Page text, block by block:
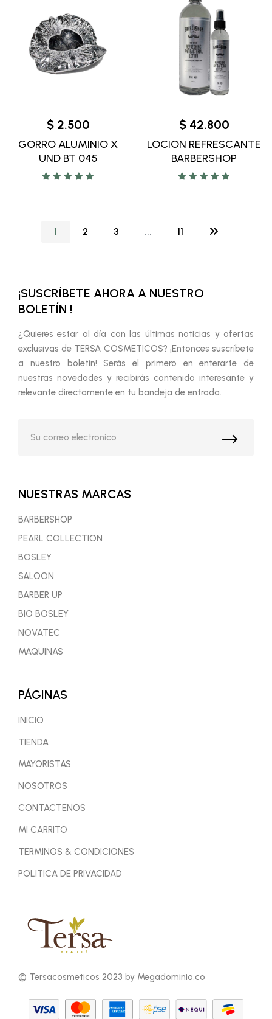
$ 2.500
GORRO ALUMINIO X
UND BT 045
$ 42.800
LOCION REFRESCANTE
BARBERSHOP
1 2 3 ... 11
¡SUSCRÍBETE AHORA A NUESTRO
BOLETÍN !
¿Quieres estar al día con las últimas noticias y ofertas
exclusivas de TERSA COSMETICOS? ¡Entonces suscríbete
a nuestro boletín! Serás el primero en enterarte de
nuestras novedades y recibirás contenido interesante y
relevante directamente en tu bandeja de entrada.
NUESTRAS MARCAS
BARBERSHOP
PEARL COLLECTION
BOSLEY
SALOON
BARBER UP
BIO BOSLEY
NOVATEC
MAQUINAS
PÁGINAS
INICIO
TIENDA
MAYORISTAS
NOSOTROS
CONTACTENOS
MI CARRITO
TERMINOS & CONDICIONES
POLITICA DE PRIVACIDAD
© Tersacosmeticos 2023 by Megadominio.co